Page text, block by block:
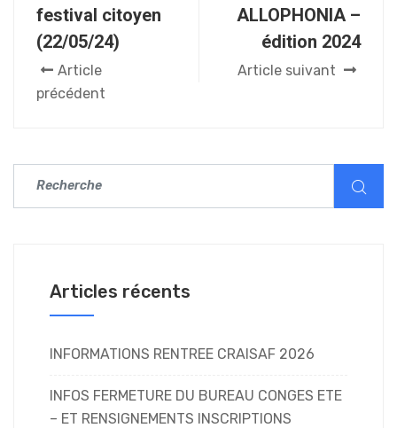
festival citoyen
(22/05/24)
Article
précédent
ALLOPHONIA –
édition 2024
Article suivant
Articles récents
INFORMATIONS RENTREE CRAISAF 2026
INFOS FERMETURE DU BUREAU CONGES ETE
– ET RENSIGNEMENTS INSCRIPTIONS